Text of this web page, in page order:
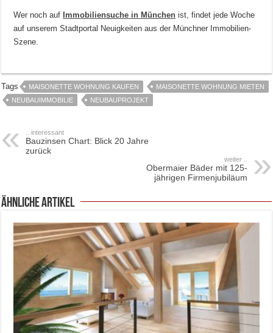
Wer noch auf Immobiliensuche in München ist, findet jede Woche
auf unserem Stadtportal Neuigkeiten aus der Münchner Immobilien-
Szene.
Tags MAISONETTE WOHNUNG KAUFEN
MAISONETTE WOHNUNG MIETEN
NEUBAUIMMOBILIE
NEUBAUPROJEKT
.. interessant
Bauzinsen Chart: Blick 20 Jahre
zurück
weiter ..
Obermaier Bäder mit 125-
jährigen Firmenjubiläum
ähnliche Artikel